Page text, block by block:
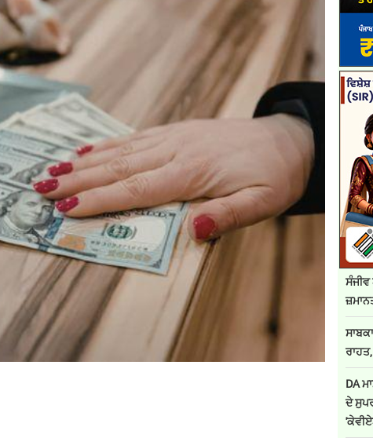
ਸੰਜੀਵ
DA
ਦੇ